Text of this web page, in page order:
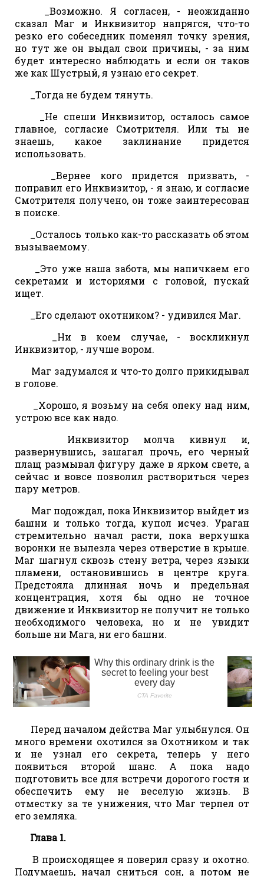
_Возможно. Я согласен, - неожиданно
сказал Маг и Инквизитор напрягся, что-то
резко его собеседник поменял точку зрения,
но тут же он выдал свои причины, - за ним
будет интересно наблюдать и если он таков
же как Шустрый, я узнаю его секрет.
_Тогда не будем тянуть.
_Не спеши Инквизитор, осталось самое
главное, согласие Смотрителя. Или ты не
знаешь, какое заклинание придется
использовать.
_Вернее кого придется призвать, -
поправил его Инквизитор, - я знаю, и согласие
Смотрителя получено, он тоже заинтересован
в поиске.
_Осталось только как-то рассказать об этом
вызываемому.
_Это уже наша забота, мы напичкаем его
секретами и историями с головой, пускай
ищет.
_Его сделают охотником? - удивился Маг.
_Ни в коем случае, - воскликнул
Инквизитор, - лучше вором.
Маг задумался и что-то долго прикидывал
в голове.
_Хорошо, я возьму на себя опеку над ним,
устрою все как надо.
Инквизитор молча кивнул и,
развернувшись, зашагал прочь, его черный
плащ размывал фигуру даже в ярком свете, а
сейчас и вовсе позволил раствориться через
пару метров.
Маг подождал, пока Инквизитор выйдет из
башни и только тогда, купол исчез. Ураган
стремительно начал расти, пока верхушка
воронки не вылезла через отверстие в крыше.
Маг шагнул сквозь стену ветра, через языки
пламени, остановившись в центре круга.
Предстояла длинная ночь и предельная
концентрация, хотя бы одно не точное
движение и Инквизитор не получит не только
необходимого человека, но и не увидит
больше ни Мага, ни его башни.
Перед началом действа Маг улыбнулся. Он
много времени охотился за Охотником и так
и не узнал его секрета, теперь у него
появиться второй шанс. А пока надо
подготовить все для встречи дорогого гостя и
обеспечить ему не веселую жизнь. В
отместку за те унижения, что Маг терпел от
его земляка.
Глава 1.
В происходящее я поверил сразу и охотно.
Подумаешь, начал сниться сон, а потом не